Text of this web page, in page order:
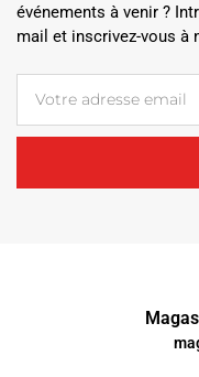
événements à venir ?
mail et inscrivez-vous à